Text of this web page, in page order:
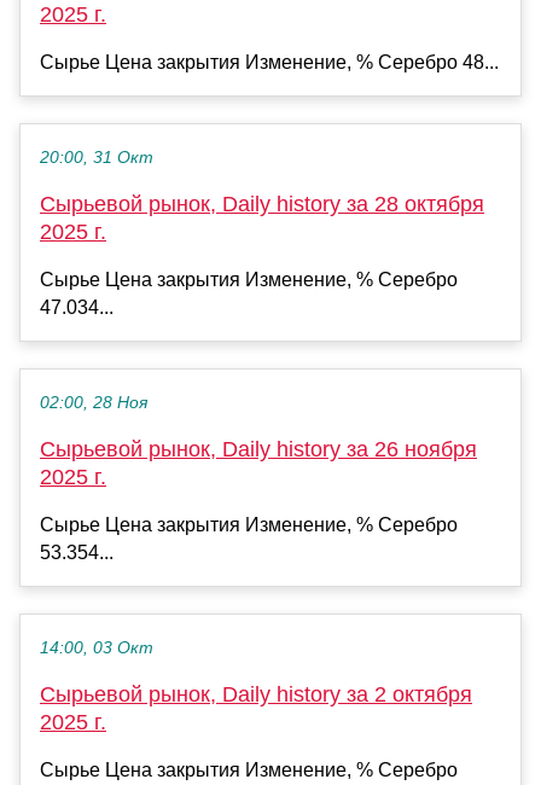
2025 г.
Сырье Цена закрытия Изменение, % Серебро 48...
20:00, 31 Окт
Сырьевой рынок, Daily history за 28 октября
2025 г.
Сырье Цена закрытия Изменение, % Серебро
47.034...
02:00, 28 Ноя
Сырьевой рынок, Daily history за 26 ноября
2025 г.
Сырье Цена закрытия Изменение, % Серебро
53.354...
14:00, 03 Окт
Сырьевой рынок, Daily history за 2 октября
2025 г.
Сырье Цена закрытия Изменение, % Серебро